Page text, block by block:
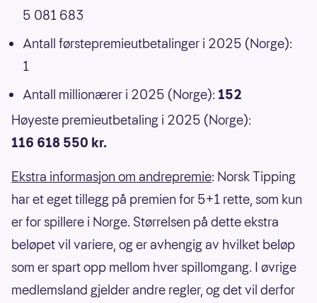
5 081 683
Antall førstepremieutbetalinger i 2025 (Norge):
1
Antall millionærer i 2025 (Norge): 152
Høyeste premieutbetaling i 2025 (Norge):
116 618 550 kr.
Ekstra informasjon om andrepremie: Norsk Tipping
har et eget tillegg på premien for 5+1 rette, som kun
er for spillere i Norge. Størrelsen på dette ekstra
beløpet vil variere, og er avhengig av hvilket beløp
som er spart opp mellom hver spillomgang. I øvrige
medlemsland gjelder andre regler, og det vil derfor